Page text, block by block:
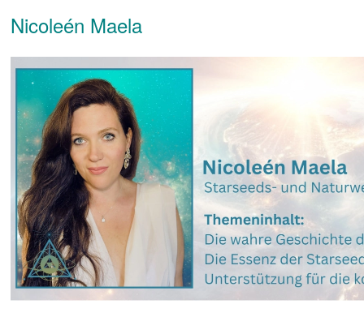
Nicoleén Maela